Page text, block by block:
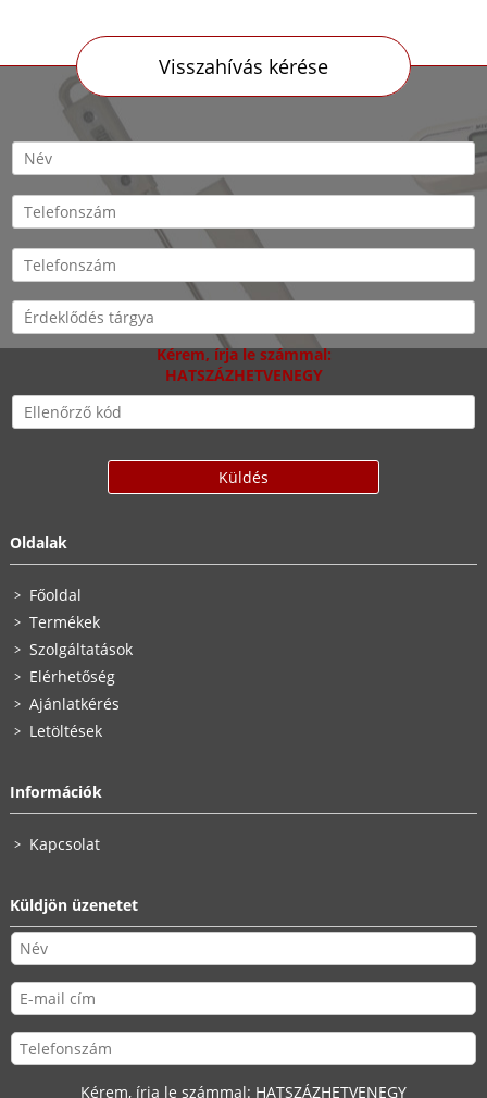
Visszahívás kérése
Kérem, írja le számmal:
HATSZÁZHETVENEGY
Oldalak
Főoldal
Termékek
Szolgáltatások
Elérhetőség
Ajánlatkérés
Letöltések
Információk
Kapcsolat
Küldjön üzenetet
Kérem, írja le számmal: HATSZÁZHETVENEGY